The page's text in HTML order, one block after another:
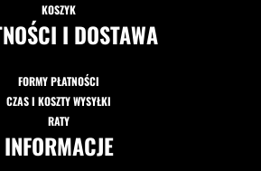
KOSZYK
I DOSTAWA
FORMY PŁATNOŚCI
CZAS I KOSZTY WYSYŁKI
RATY
INFORMACJE